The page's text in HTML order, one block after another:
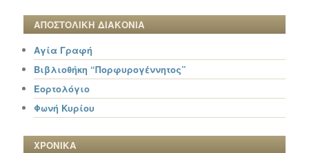
ΑΠΟΣΤΟΛΙΚΗ ΔΙΑΚΟΝΙΑ
Αγία Γραφή
Βιβλιοθήκη “Πορφυρογέννητος”
Εορτολόγιο
Φωνή Κυρίου
ΧΡΟΝΙΚΑ